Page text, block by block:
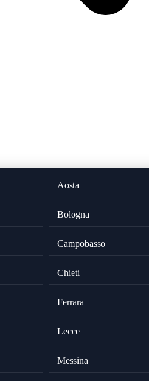
Aosta
Bologna
Campobasso
Chieti
Ferrara
Lecce
Messina